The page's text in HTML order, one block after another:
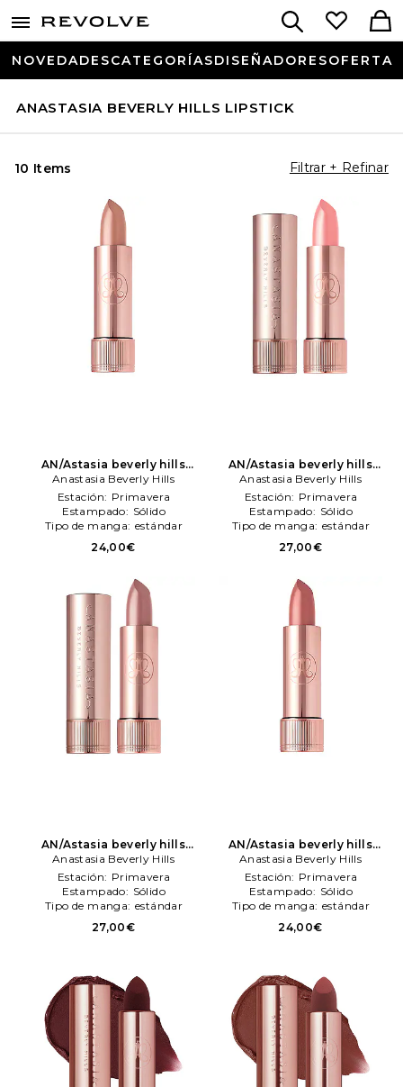
NOVEDADESCATEGORÍASDISEÑADORESOFERTA
ANASTASIA BEVERLY HILLS LIPSTICK
10 Items Filtrar + Refinar
AN/Astasia beverly hills
barra labios saten lipstick
en color belleza: N/A
Anastasia Beverly Hills
Anastasia Beverly Hills
Estación: Primavera
Estampado: Sólido
Tipo de manga: estándar
24,00€
AN/Astasia beverly hills
barra labios saten lipstick
en color belleza: N/A
Anastasia Beverly Hills
Anastasia Beverly Hills
Estación: Primavera
Estampado: Sólido
Tipo de manga: estándar
27,00€
AN/Astasia beverly hills
barra labios saten lipstick
en color belleza: N/A
Anastasia Beverly Hills
Anastasia Beverly Hills
Estación: Primavera
Estampado: Sólido
Tipo de manga: estándar
27,00€
AN/Astasia beverly hills
barra labios saten lipstick
en color belleza: N/A
Anastasia Beverly Hills
Anastasia Beverly Hills
Estación: Primavera
Estampado: Sólido
Tipo de manga: estándar
24,00€